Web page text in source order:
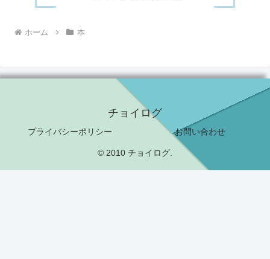
ホーム 本
チョイログ
プライバシーポリシー お問い合わせ
© 2010 チョイログ.